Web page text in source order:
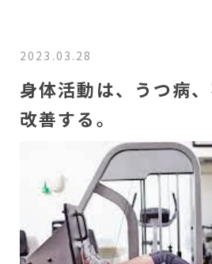
2023.03.28
身体活動は、うつ病
改善する。